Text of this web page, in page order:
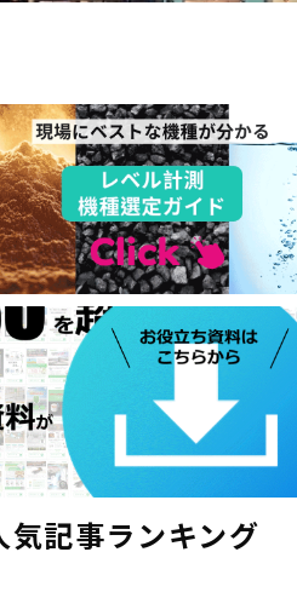
気記事ランキング